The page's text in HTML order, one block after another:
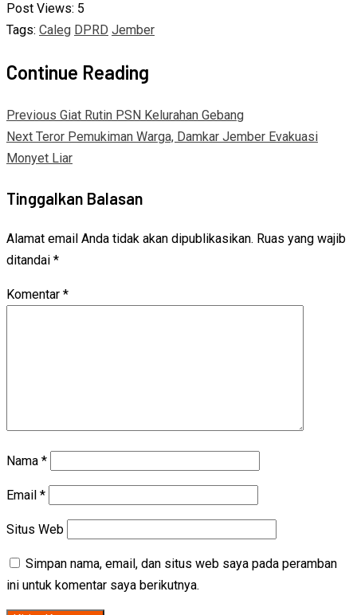
Post Views: 5
Tags: Caleg DPRD Jember
Continue Reading
Previous Giat Rutin PSN Kelurahan Gebang
Next Teror Pemukiman Warga, Damkar Jember Evakuasi
Monyet Liar
Tinggalkan Balasan
Alamat email Anda tidak akan dipublikasikan. Ruas yang wajib
ditandai *
Komentar *
Nama *
Email *
Situs Web
Simpan nama, email, dan situs web saya pada peramban
ini untuk komentar saya berikutnya.